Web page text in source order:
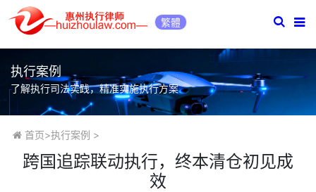
繁體
执行案例
了解执行司法实践，精准实施执行方案
首页>执行案例 >
​跨国追踪联动执行，终本清仓初见成
效